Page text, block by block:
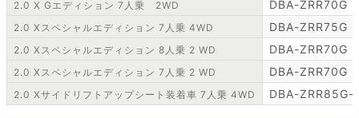
2.0 X Gエディション 7人乗 2WD DBA-ZRR70G
2.0 Xスペシャルエディション 7人乗 4WD DBA-ZRR75G
2.0 Xスペシャルエディション 8人乗 2 WD DBA-ZRR70G
2.0 Xスペシャルエディション 7人乗 2 WD DBA-ZRR70G
2.0 Xサイドリフトアップシート装着車 7人乗 4WD DBA-ZRR85G-